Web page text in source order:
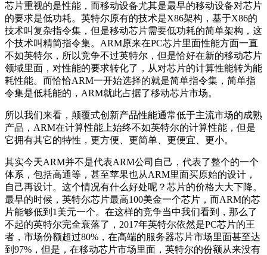
芯片重视的是性能，而移动设备尤其是最早的移动设备对芯片
的要求是低功耗。英特尔原有的技术是X86架构，基于X86的
技术叫复杂指令集，但是移动芯片需要低功耗的简单架构，这
个技术叫精简指令集。ARM原来在PC芯片里面性能方面一直
不如英特尔，所以竞争不过英特尔，但是恰好在新的移动芯片
领域里面，对性能的要求转化了，从对芯片的计算性能转为能
耗性能。而恰恰ARM一开始选择的就是简单指令集，简单指
令集是低耗能的，ARM就此占据了移动芯片市场。
所以我们来看，颠覆式创新产品性能通常低于主流市场的成熟
产品，ARM在计算性能上始终不如英特尔的计算性能，但是
它拥有其它的特性，更方便、更简单、更便宜、更小。
其实今天ARM并不是代表ARM公司自己，代表了整个的一个
体系，包括高通等，甚至苹果也从ARM里面买原始的设计，
自己再设计。这个情况有什么好处呢？芯片的价格大大下降。
最早的时候，英特尔芯片最高100美金一个芯片，而ARM的芯
片能够低到1美元一个。在这样的竞争当中我们看到，那么了
不起的英特尔完全衰落了，2017年英特尔依然是PC芯片的王
者，市场份额超过80%，在高端的服务器芯片市场里面甚至达
到97%，但是，在移动芯片市场里面，英特尔的份额从来没有